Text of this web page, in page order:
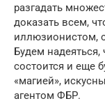
разгадать
доказать всем,
иллюзионистом,
Будем надеяться,
состоится и еще
«магией»,
агентом ФБР.